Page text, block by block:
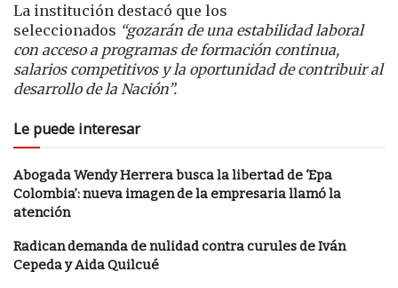
La institución destacó que los
seleccionados “gozarán de una estabilidad laboral
con acceso a programas de formación continua,
salarios competitivos y la oportunidad de contribuir al
desarrollo de la Nación”.
Le puede interesar
Abogada Wendy Herrera busca la libertad de ‘Epa
Colombia’: nueva imagen de la empresaria llamó la
atención
Radican demanda de nulidad contra curules de Iván
Cepeda y Aida Quilcué